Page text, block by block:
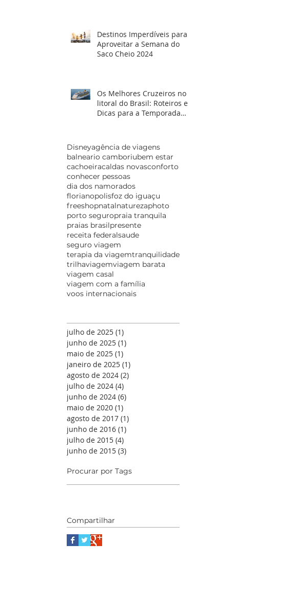
Destinos Imperdíveis para
Aproveitar a Semana do
Saco Cheio 2024
Os Melhores Cruzeiros no
litoral do Brasil: Roteiros e
Dicas para a Temporada
Disneyagência de viagens
balneario camboriubem estar
cachoeiracaldas novasconforto
conhecer pessoas
dia dos namorados
florianopolisfoz do iguaçu
freeshopnatalnaturezaphoto
porto seguropraia tranquila
praias brasilpresente
receita federalsaude
seguro viagem
terapia da viagemtranquilidade
trilhaviagemviagem barata
viagem casal
viagem com a família
voos internacionais
julho de 2025 (1)
junho de 2025 (1)
maio de 2025 (1)
janeiro de 2025 (1)
agosto de 2024 (2)
julho de 2024 (4)
junho de 2024 (6)
maio de 2020 (1)
agosto de 2017 (1)
junho de 2016 (1)
julho de 2015 (4)
junho de 2015 (3)
Procurar por Tags
Compartilhar